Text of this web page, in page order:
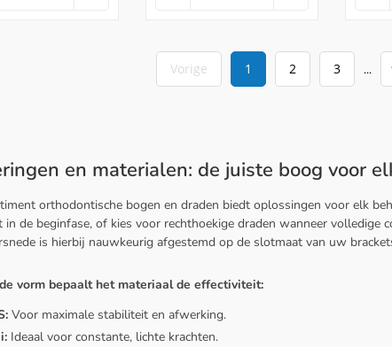
Vorige 1 2 3 ...
en materialen: de juiste boog voor
orthodontische bogen en draden biedt oplossingen voor elk
de beginfase, of kies voor rechthoekige draden wanneer volledige
is hierbij nauwkeurig afgestemd op de slotmaat van uw
vorm bepaalt het materiaal de effectiviteit:
Voor maximale stabiliteit en afwerking.
Ideaal voor constante, lichte krachten.